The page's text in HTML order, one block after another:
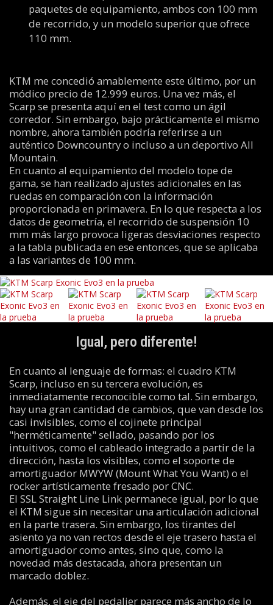
paquetes de equipamiento, ambos con 100 mm
de recorrido, y un modelo superior que ofrece
110 mm.
KTM me concedió amablemente este último, por un
módico precio de 12.999 euros. Una vez más, el
Scarp se presenta aquí en el test como un ágil
corredor. Sin embargo, bajo prácticamente el mismo
nombre, ahora también podría referirse a un
auténtico Downcountry o incluso a un deportivo All
Mountain.
En cuanto al equipamiento del modelo tope de
gama, se han realizado ajustes adicionales en las
ruedas en comparación con la información
proporcionada en primavera. En lo que respecta a los
datos de geometría, el recorrido de suspensión 10
mm más largo provoca ligeras desviaciones respecto
a la tabla publicada en ese entonces, que se aplicaba
a las variantes de 100 mm.
Igual, pero diferente!
En cuanto al lenguaje de formas: el cuadro KTM
Scarp, incluso en su tercera evolución, es
inmediatamente reconocible como tal. Sin embargo,
hay una gran cantidad de cambios, que van desde los
casi invisibles, como el cojinete principal
"herméticamente" sellado, pasando por los
intuitivos, como el cableado integrado a partir de la
dirección, hasta los visibles, como el soporte de
amortiguador MWYW (Mount What You Want) o el
rocker artísticamente fresado por CNC.
El SSL Straight Line Link permanece igual, por lo que
el KTM sigue sin necesitar una articulación adicional
en la parte trasera. Sin embargo, los tirantes del
asiento ya no van rectos desde el eje trasero hasta el
amortiguador como antes, sino que, como la
novedad más destacada, ahora presentan un
marcado doblez.
Además, el eje del pedalier parece más ancho de lo